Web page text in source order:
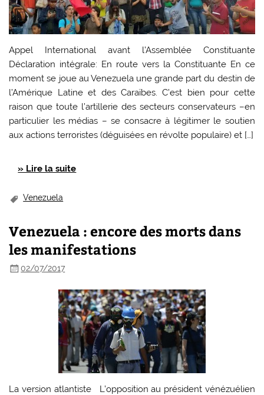
Appel International avant l’Assemblée Constituante
Déclaration intégrale: En route vers la Constituante En ce
moment se joue au Venezuela une grande part du destin de
l’Amérique Latine et des Caraïbes. C’est bien pour cette
raison que toute l’artillerie des secteurs conservateurs –en
particulier les médias – se consacre à légitimer le soutien
aux actions terroristes (déguisées en révolte populaire) et […]
» Lire la suite
Venezuela
Venezuela : encore des morts dans
les manifestations
02/07/2017
La version atlantiste L’opposition au président vénézuélien